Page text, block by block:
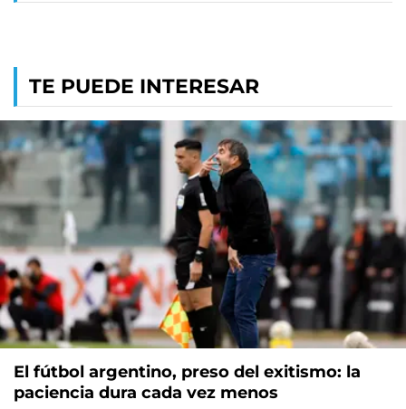
TE PUEDE INTERESAR
El fútbol argentino, preso del exitismo: la
paciencia dura cada vez menos